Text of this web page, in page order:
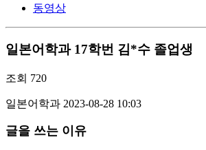
동영상
일본어학과 17학번 김*수 졸업생
조회 720
일본어학과 2023-08-28 10:03
글을 쓰는 이유